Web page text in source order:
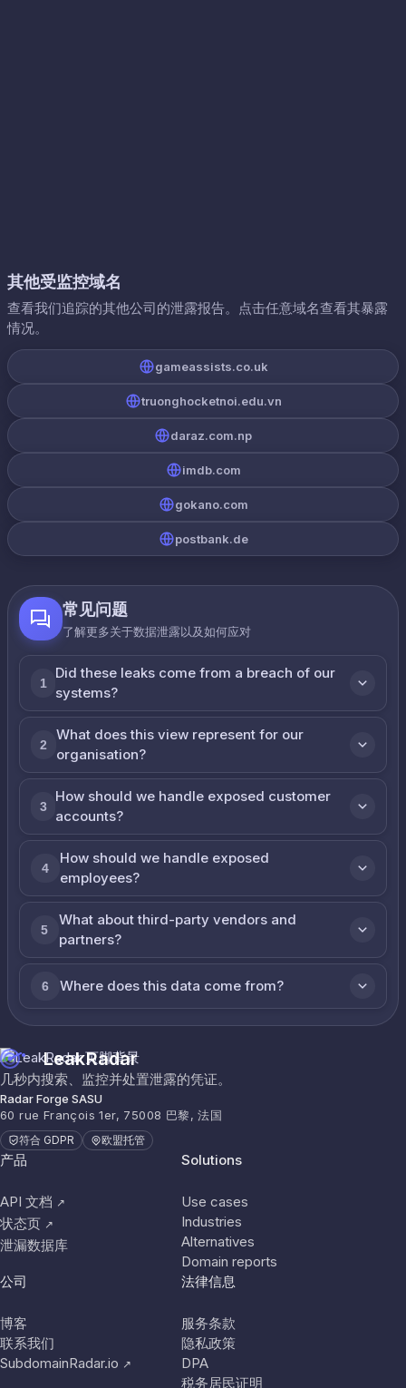
其他受监控域名
查看我们追踪的其他公司的泄露报告。点击任意域名查看其暴露
情况。
gameassists.co.uk
truonghocketnoi.edu.vn
daraz.com.np
imdb.com
gokano.com
postbank.de
常见问题
了解更多关于数据泄露以及如何应对
1
Did these leaks come from a breach of our
systems?
2
What does this view represent for our
organisation?
3
How should we handle exposed customer
accounts?
4
How should we handle exposed
employees?
5
What about third-party vendors and
partners?
6 Where does this data come from?
LeakRadar
几秒内搜索、监控并处置泄露的凭证。
Radar Forge SASU
60 rue François 1er, 75008 巴黎, 法国
符合 GDPR 欧盟托管
产品
API 文档 ↗
状态页 ↗
泄漏数据库
Solutions
Use cases
Industries
Alternatives
Domain reports
公司
博客
联系我们
SubdomainRadar.io ↗
法律信息
服务条款
隐私政策
DPA
税务居民证明